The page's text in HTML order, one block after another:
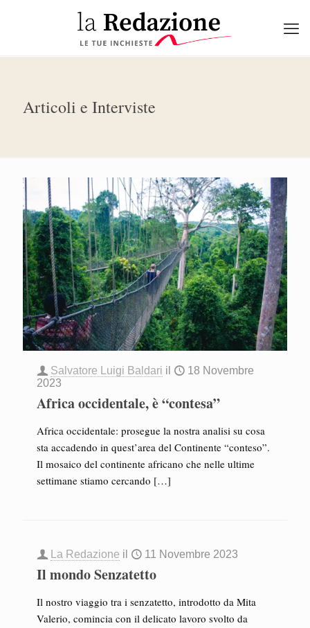
Articoli e Interviste
Salvatore Luigi Baldari il
18 Novembre
2023
Africa occidentale, è “contesa”
Africa occidentale: prosegue la nostra analisi su cosa
sta accadendo in quest’area del Continente “conteso”.
Il mosaico del continente africano che nelle ultime
settimane stiamo cercando […]
La Redazione il 11 Novembre 2023
Il mondo Senzatetto
Il nostro viaggio tra i senzatetto, introdotto da Mita
Valerio, comincia con il delicato lavoro svolto da